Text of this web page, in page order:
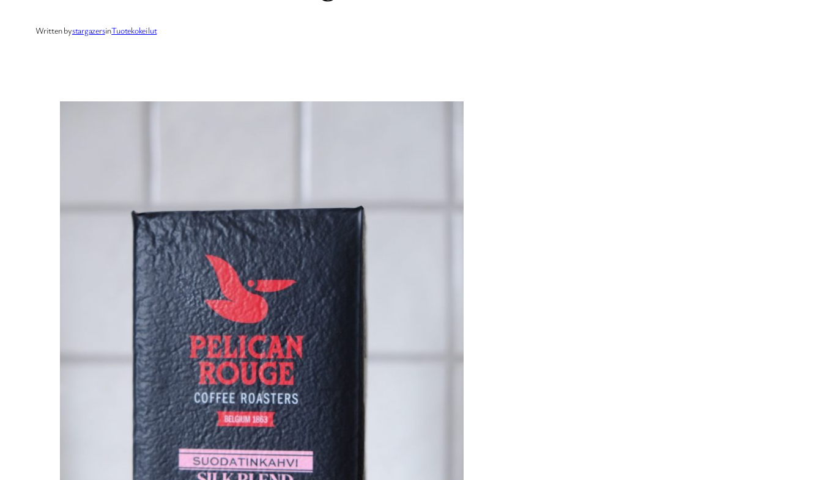
Written bystargazersinTuotekokeilut